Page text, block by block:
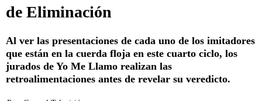
de Eliminación
Al ver las presentaciones de cada uno de los imitadores
que están en la cuerda floja en este cuarto ciclo, los
jurados de Yo Me Llamo realizan las
retroalimentaciones antes de revelar su veredicto.